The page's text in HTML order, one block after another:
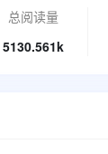
总阅读量
5130.561k